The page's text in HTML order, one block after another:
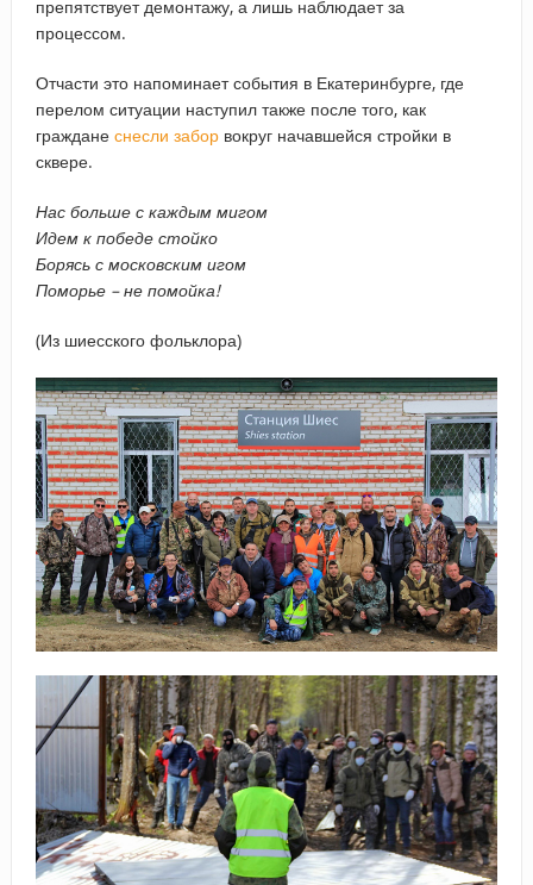
препятствует демонтажу, а лишь наблюдает за
процессом.
Отчасти это напоминает события в Екатеринбурге, где
перелом ситуации наступил также после того, как
граждане снесли заборвокруг начавшейся стройки в
сквере.
Нас больше с каждым мигом
Идем к победе стойко
Борясь с московским игом
Поморье – не помойка!
(Из шиесского фольклора)